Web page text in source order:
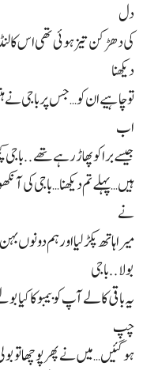
دل
کی دھڑکن تیز ہوئی تھی اس کا
دیکھنا
تو چاہیے ان کو… جس پر باجی
اب
جیسے برا کو پھاڑ رہے تھے..
ہیں… پہلے تم دیکھنا… باجی کی
نے
میرا ہاتھ پکڑ لیا اور ہم
بولا.. باجی
یہ باقی کالے آپ کو بیمبو کا
چپ
ہو گئیں… میں نے پھر پوچھا تو